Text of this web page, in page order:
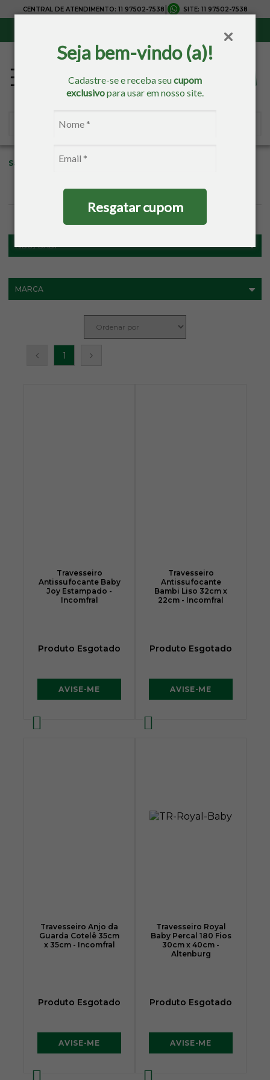
Seja bem-vindo (a)!
Cadastre-se e receba seucupom
exclusivopara usar em nosso site.
Resgatar cupom
CENTRAL DE ATENDIMENTO: 11 97502-7538 SITE: 11 97502-7538
Sacaria Kids / Baby
FILTROS
MARCA
KIDS / BABY
1
Travesseiro
Antissufocante Baby
Joy Estampado -
Incomfral
Produto Esgotado
AVISE-ME
Travesseiro
Antissufocante
Bambi Liso 32cm x
22cm - Incomfral
Produto Esgotado
AVISE-ME
Travesseiro Anjo da
Guarda Cotelê 35cm
x 35cm - Incomfral
Produto Esgotado
AVISE-ME
Travesseiro Royal
Baby Percal 180 Fios
30cm x 40cm -
Altenburg
Produto Esgotado
AVISE-ME